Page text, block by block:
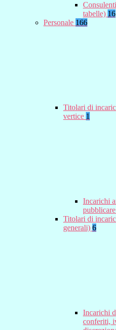
tabelle) 16
Personale 166
Titolari di
vertice 1
Incarichi
Titolari di
generali) 6
Incarichi
conferiti,